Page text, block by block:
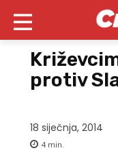
protiv
18 siječnja, 2014
4 min.